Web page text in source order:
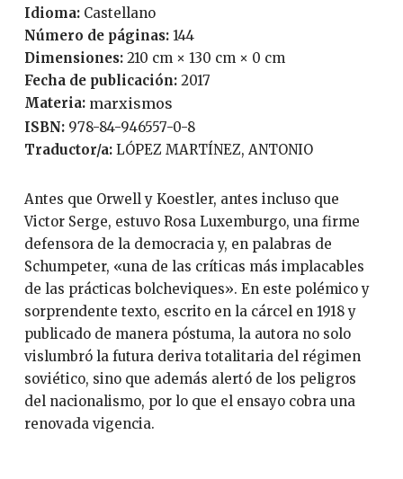
Idioma:
Castellano
Número de páginas: 144
Dimensiones: 210 cm × 130 cm × 0 cm
Fecha de publicación:
2017
Materia: marxismos
ISBN:
978-84-946557-0-8
Traductor/a:
LÓPEZ MARTÍNEZ, ANTONIO
Antes que Orwell y Koestler, antes incluso que
Victor Serge, estuvo Rosa Luxemburgo, una firme
defensora de la democracia y, en palabras de
Schumpeter, «una de las críticas más implacables
de las prácticas bolcheviques». En este polémico y
sorprendente texto, escrito en la cárcel en 1918 y
publicado de manera póstuma, la autora no solo
vislumbró la futura deriva totalitaria del régimen
soviético, sino que además alertó de los peligros
del nacionalismo, por lo que el ensayo cobra una
renovada vigencia.